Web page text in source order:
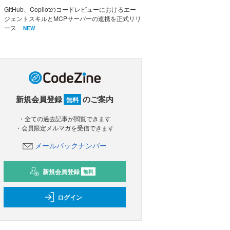
GitHub、Copilotのコードレビューにおけるエー
ジェントスキルとMCPサーバーの連携を正式リリ
ース
NEW
新規会員登録 無料 のご案内
・全ての過去記事が閲覧できます
・会員限定メルマガを受信できます
メールバックナンバー
新規会員登録 無料
ログイン